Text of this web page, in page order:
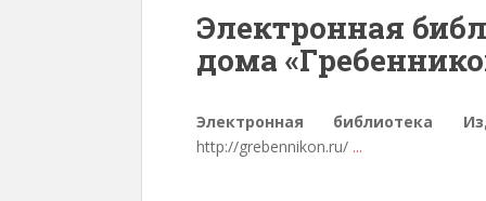
Электронная
дома
Электронная библиотека
http://grebennikon.ru/ ...